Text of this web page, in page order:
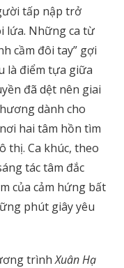
tấp nập trở
lứa. Những ca từ
cầm đôi tay” gợi
là điểm tựa giữa
đã dệt nên giai
dành cho
hai tâm hồn tìm
thị. Ca khúc, theo
tác tâm đắc
của cảm hứng bất
phút giây yêu
trìnhXuân Hạ